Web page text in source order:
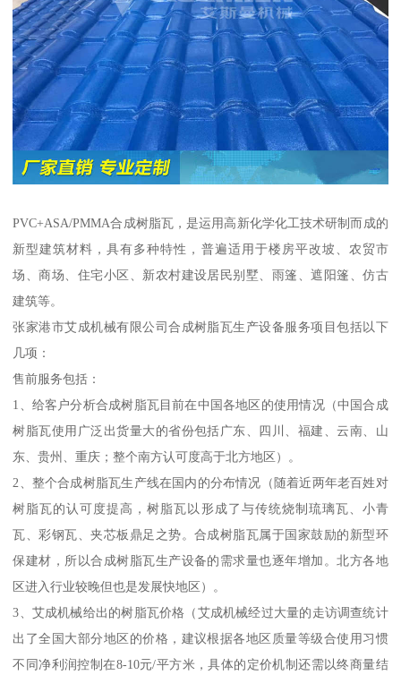
PVC+ASA/PMMA合成树脂瓦，是运用高新化学化工技术研制而成的
新型建筑材料，具有多种特性，普遍适用于楼房平改坡、农贸市
场、商场、住宅小区、新农村建设居民别墅、雨篷、遮阳篷、仿古
建筑等。
张家港市艾成机械有限公司合成树脂瓦生产设备服务项目包括以下
几项：
售前服务包括：
1、给客户分析合成树脂瓦目前在中国各地区的使用情况（中国合成
树脂瓦使用广泛出货量大的省份包括广东、四川、福建、云南、山
东、贵州、重庆；整个南方认可度高于北方地区）。
2、整个合成树脂瓦生产线在国内的分布情况（随着近两年老百姓对
树脂瓦的认可度提高，树脂瓦以形成了与传统烧制琉璃瓦、小青
瓦、彩钢瓦、夹芯板鼎足之势。合成树脂瓦属于国家鼓励的新型环
保建材，所以合成树脂瓦生产设备的需求量也逐年增加。北方各地
区进入行业较晚但也是发展快地区）。
3、艾成机械给出的树脂瓦价格（艾成机械经过大量的走访调查统计
出了全国大部分地区的价格，建议根据各地区质量等级合使用习惯
不同净利润控制在8-10元/平方米，具体的定价机制还需以终商量结